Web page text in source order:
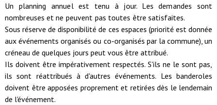
Un planning annuel est tenu à jour. Les demandes sont
nombreuses et ne peuvent pas toutes être satisfaites.
Sous réserve de disponibilité de ces espaces (priorité est donnée
aux événements organisés ou co-organisés par la commune), un
créneau de quelques jours peut vous être attribué.
Ils doivent être impérativement respectés. S'ils ne le sont pas,
ils sont réattribués à d'autres événements. Les banderoles
doivent être apposées proprement et retirées dès le lendemain
de l'événement.